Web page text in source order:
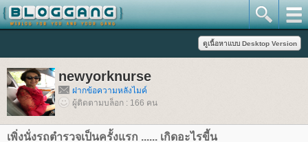
newyorknurse
ฝากข้อความหลังไมค์
ผู้ติดตามบล็อก : 166 คน
เพิ่งนั่งรถตำรวจเป็นครั้งแรก ​...... เกิดอะไรขี้น